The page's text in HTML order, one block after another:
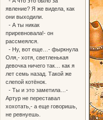
явление? Я же видела, как
они выходили.
- А ты никак
приревновала!- он
рассмеялся.
- Ну, вот еще…- фыркнула
Оля,- хотя, светленькая
девочка ничего так… как я
лет семь назад. Такой же
слепой котёнок.
- Ты и это заметила…-
Артур не переставал
хохотать,- а еще говоришь,
не ревнуешь.